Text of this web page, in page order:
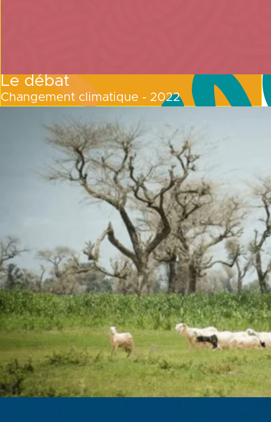
Le débat
Changement climatique - 2022